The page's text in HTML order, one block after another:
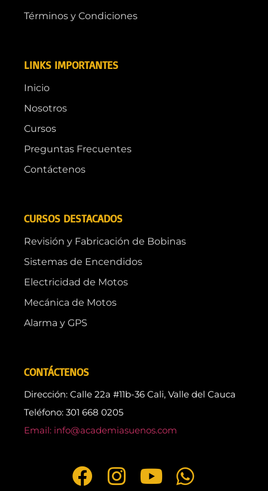
Términos y Condiciones
LINKS IMPORTANTES
Inicio
Nosotros
Cursos
Preguntas Frecuentes
Contáctenos
CURSOS DESTACADOS
Revisión y Fabricación de Bobinas
Sistemas de Encendidos
Electricidad de Motos
Mecánica de Motos
Alarma y GPS
CONTÁCTENOS
Dirección: Calle 22a #11b-36 Cali, Valle del Cauca
Teléfono: 301 668 0205
Email: info@academiasuenos.com